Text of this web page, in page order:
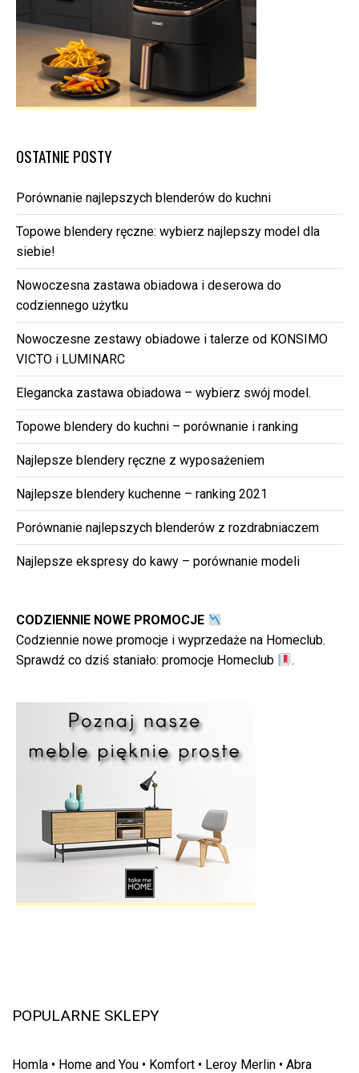
OSTATNIE POSTY
Porównanie najlepszych blenderów do kuchni
Topowe blendery ręczne: wybierz najlepszy model dla
siebie!
Nowoczesna zastawa obiadowa i deserowa do
codziennego użytku
Nowoczesne zestawy obiadowe i talerze od KONSIMO
VICTO i LUMINARC
Elegancka zastawa obiadowa – wybierz swój model.
Topowe blendery do kuchni – porównanie i ranking
Najlepsze blendery ręczne z wyposażeniem
Najlepsze blendery kuchenne – ranking 2021
Porównanie najlepszych blenderów z rozdrabniaczem
Najlepsze ekspresy do kawy – porównanie modeli
CODZIENNIE NOWE PROMOCJE
Codziennie nowe promocje i wyprzedaże na Homeclub.
Sprawdź co dziś staniało: promocje Homeclub .
POPULARNE SKLEPY
Homla • Home and You • Komfort • Leroy Merlin • Abra